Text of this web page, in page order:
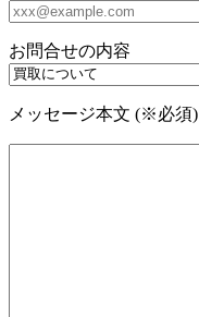
お問合せの内容
メッセージ本文 (※必須)